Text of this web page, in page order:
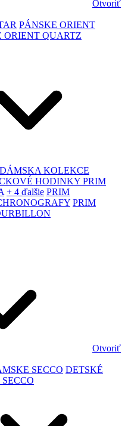
Otvoriť
PÁNSKE ORIENT
ORIENT QUARTZ
DÁMSKA KOLEKCE
HODINKY PRIM
+ 4 ďalšie PRIM
PRIM
Otvoriť
SECCO DETSKÉ